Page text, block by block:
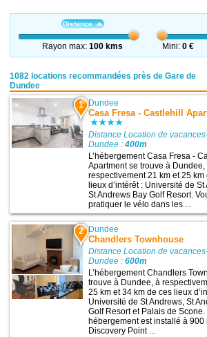
Distance
Rayon max:100 kms Mini:0 €
1082 locations recommandées près de Gare de
Dundee
1 Dundee
Casa Fresa - Castlehill
Distance Location de
Dundee :400m
L’hébergement Casa Fresa -
Apartment se trouve à Dundee,
respectivement 21 km et 25 km
lieux d’intérêt : Université de St
St Andrews Bay Golf Resort.
pratiquer le vélo dans les ...
2 Dundee
Chandlers Townhouse
Distance Location de
Dundee :600m
L’hébergement Chandlers
trouve à Dundee, à
25 km et 34 km de ces lieux
Université de St Andrews, St
Golf Resort et Palais de Scone.
hébergement est installé à 900
Discovery Point ...